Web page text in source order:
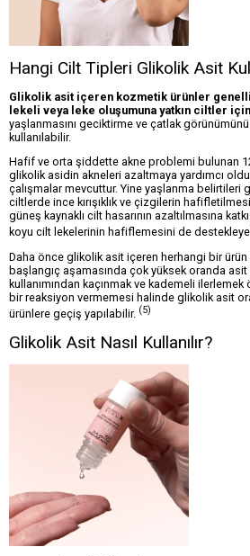
Hangi Cilt Tipleri Glikolik Asit
Glikolik asit içeren kozmetik ürünler
lekeli veya leke oluşumuna yatkın ciltler
yaşlanmasını geciktirme ve çatlak
kullanılabilir.
Hafif ve orta şiddette akne problemi bulunan
glikolik asidin akneleri azaltmaya yardımcı
çalışmalar mevcuttur. Yine yaşlanma belirtileri
ciltlerde ince kırışıklık ve çizgilerin
güneş kaynaklı cilt hasarının azaltılmasına
koyu cilt lekelerinin hafiflemesini de
Daha önce glikolik asit içeren herhangi bir
başlangıç aşamasında çok yüksek oranda
kullanımından kaçınmak ve kademeli
bir reaksiyon vermemesi halinde glikolik asit
ürünlere geçiş yapılabilir. (5)
Glikolik Asit Nasıl Kullanılır?